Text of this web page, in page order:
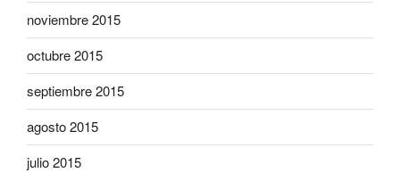
noviembre 2015
octubre 2015
septiembre 2015
agosto 2015
julio 2015